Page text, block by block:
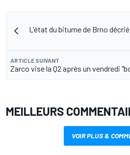
L'état du bitume de Brno
ARTICLE SUIVANT
Zarco vise la Q2 après un vendredi
MEILLEURS
VOIR PLUS &